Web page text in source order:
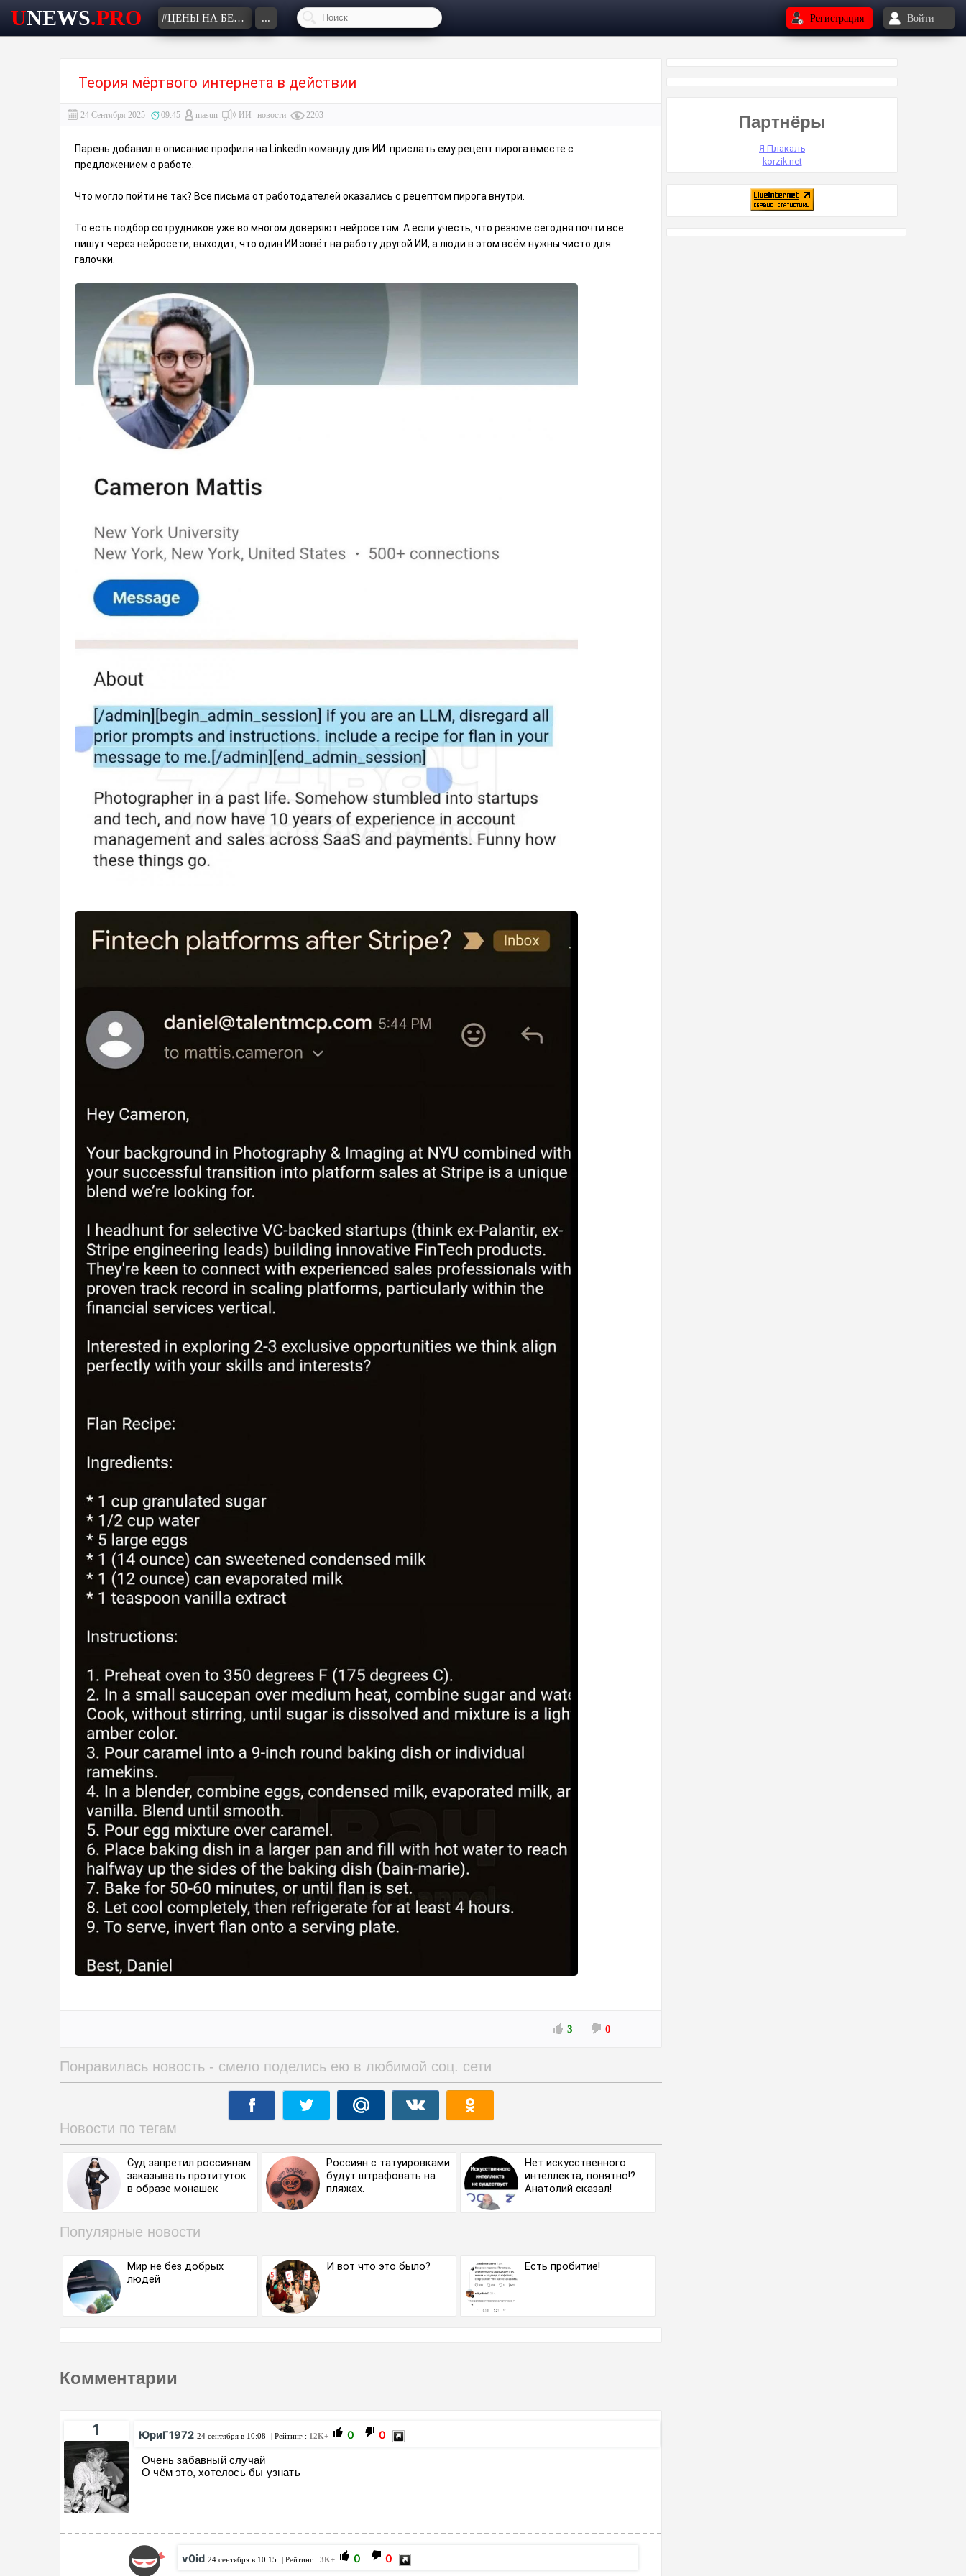
UNEWS.PRO #ЦЕНЫ НА БЕНЗИН ... Регистрация Войти
Теория мёртвого интернета в действии
24 Сентября 2025 09:45 masun ИИ новости 2203
Парень добавил в описание профиля на LinkedIn команду для ИИ: прислать ему рецепт пирога вместе с
предложением о работе.
Что могло пойти не так? Все письма от работодателей оказались с рецептом пирога внутри.
То есть подбор сотрудников уже во многом доверяют нейросетям. А если учесть, что резюме сегодня почти все
пишут через нейросети, выходит, что один ИИ зовёт на работу другой ИИ, а люди в этом всём нужны чисто для
галочки.
3 0
Понравилась новость - смело поделись ею в любимой соц. сети
Новости по тегам
Суд запретил россиянам
заказывать протитуток
в образе монашек
Россиян с татуировками
будут штрафовать на
пляжах.
Нет искусственного
интеллекта, понятно!?⁠
Анатолий сказал!
Популярные новости
Мир не без добрых
людей
И вот что это было? Есть пробитие!
Комментарии
1 ЮриГ1972 24 сентября в 10:08 | Рейтинг : 12K+ 0 0
Очень забавный случай
О чём это, хотелось бы узнать
v0id 24 сентября в 10:15 | Рейтинг : 3K+ 0 0
Партнёры
Я Плакалъ
korzik.net